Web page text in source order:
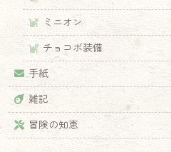
ミニオン
チョコボ装備
手紙
雑記
冒険の知恵